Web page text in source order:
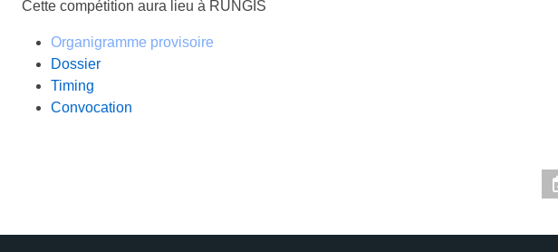
Cette compétition aura lieu à RUNGIS
Organigramme provisoire
Dossier
Timing
Convocation